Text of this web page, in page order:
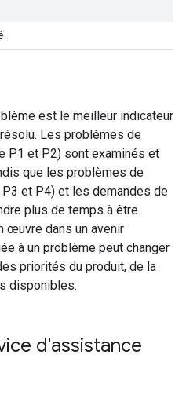
est le meilleur indicateur
Les problèmes de
P1 et P2) sont examinés et
que les problèmes de
et P4) et les demandes de
plus de temps à être
œuvre dans un avenir
à un problème peut changer
priorités du produit, de la
disponibles.
d'assistance